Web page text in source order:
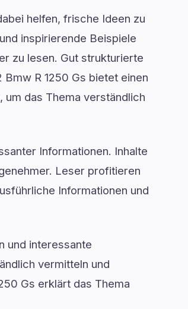
helfen, frische Ideen zu
inspirierende Beispiele
zu lesen. Gut strukturierte
R 1250 Gs bietet einen
das Thema verständlich
Informationen. Inhalte
Leser profitieren
Informationen und
und interessante
vermitteln und
Gs erklärt das Thema